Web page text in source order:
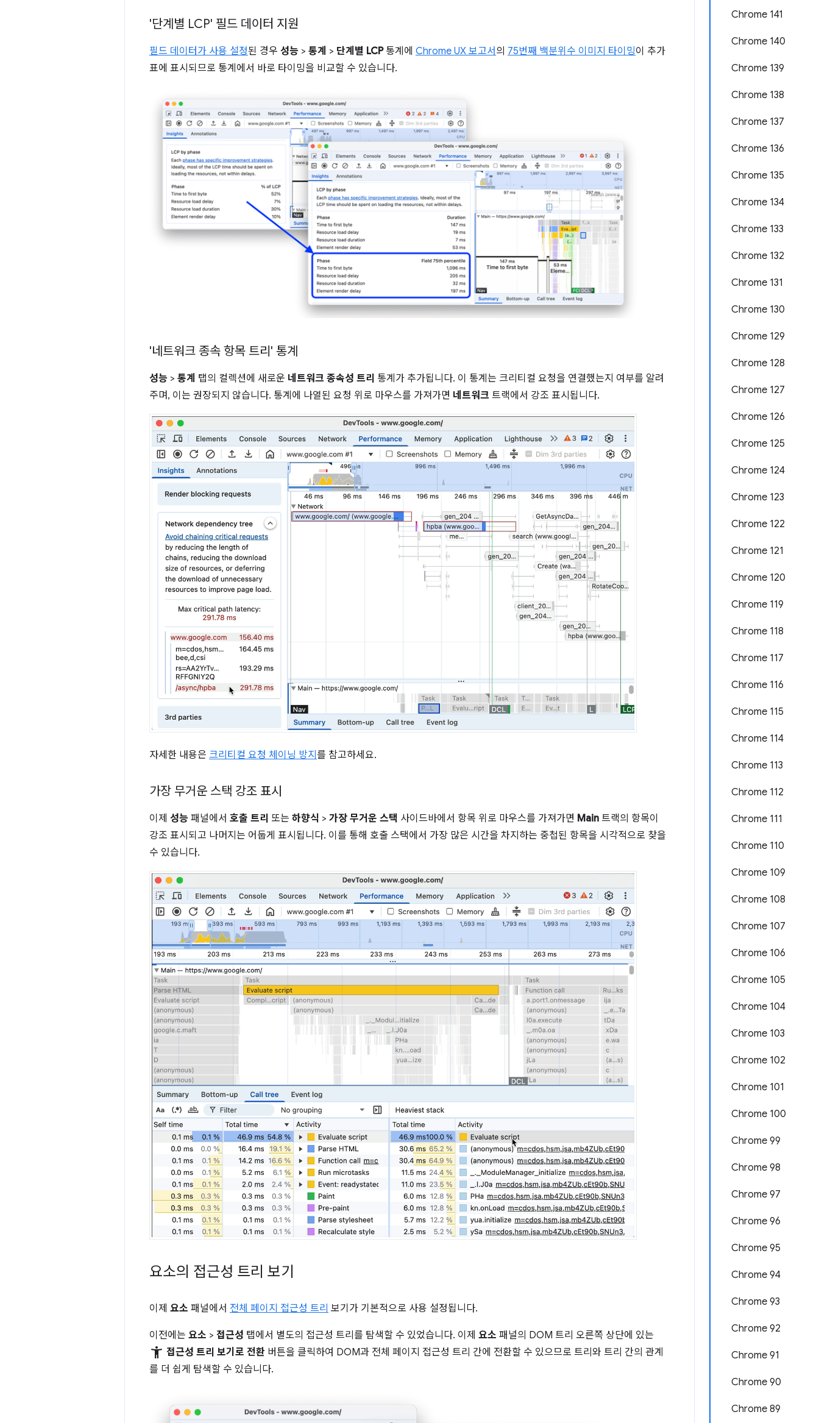
Chrome 141
Chrome 140
Chrome 139
Chrome 138
Chrome 137
Chrome 136
Chrome 135
Chrome 134
Chrome 133
Chrome 132
Chrome 131
Chrome 130
Chrome 129
Chrome 128
Chrome 127
Chrome 126
Chrome 125
Chrome 124
Chrome 123
Chrome 122
Chrome 121
Chrome 120
Chrome 119
Chrome 118
Chrome 117
Chrome 116
Chrome 115
Chrome 114
Chrome 113
Chrome 112
Chrome 111
Chrome 110
Chrome 109
Chrome 108
Chrome 107
Chrome 106
Chrome 105
Chrome 104
Chrome 103
Chrome 102
Chrome 101
Chrome 100
Chrome 99
Chrome 98
Chrome 97
Chrome 96
Chrome 95
Chrome 94
Chrome 93
Chrome 92
Chrome 91
Chrome 90
Chrome 89
'단계별 LCP' 필드 데이터 지원
필드 데이터가 사용 설정된 경우 성능 > 통계 > 단계별 LCP통계에 Chrome UX 보고서 의 75번째 백분위수 이미지 타이밍이 추가
표에 표시되므로 통계에서 바로 타이밍을 비교할 수 있습니다.
'네트워크 종속 항목 트리' 통계
성능 > 통계 탭의 컬렉션에 새로운 네트워크 종속성 트리 통계가 추가됩니다. 이 통계는 크리티컬 요청을 연결했는지 여부를 알려
주며, 이는 권장되지 않습니다. 통계에 나열된 요청 위로 마우스를 가져가면 네트워크 트랙에서 강조 표시됩니다.
자세한 내용은 크리티컬 요청 체이닝 방지 를 참고하세요.
가장 무거운 스택 강조 표시
이제 성능 패널에서 호출 트리 또는 하향식 > 가장 무거운 스택 사이드바에서 항목 위로 마우스를 가져가면 Main 트랙의 항목이
강조 표시되고 나머지는 어둡게 표시됩니다. 이를 통해 호출 스택에서 가장 많은 시간을 차지하는 중첩된 항목을 시각적으로 찾을
수 있습니다.
요소의 접근성 트리 보기
이제 요소 패널에서 전체 페이지 접근성 트리 보기가 기본적으로 사용 설정됩니다.
이전에는 요소 > 접근성 탭에서 별도의 접근성 트리를 탐색할 수 있었습니다. 이제 요소 패널의 DOM 트리 오른쪽 상단에 있는
accessibility_new 접근성 트리 보기로 전환 버튼을 클릭하여 DOM과 전체 페이지 접근성 트리 간에 전환할 수 있으므로 트리와 트리 간의 관계
를 더 쉽게 탐색할 수 있습니다.